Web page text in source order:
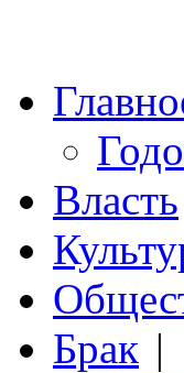
Власть
Брак |